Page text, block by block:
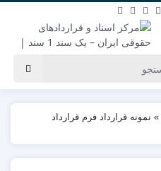
» نمونه قرارداد فرم قرارداد